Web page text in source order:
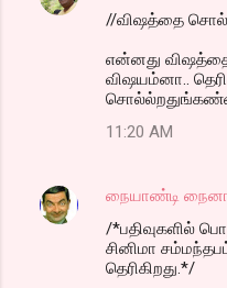
//விஷத்தை
என்னது
விஷயம்னா..
11:20 AM
நையாண்டி
/*பதிவுகளில்
சினிமா
தெரிகிறது.*/